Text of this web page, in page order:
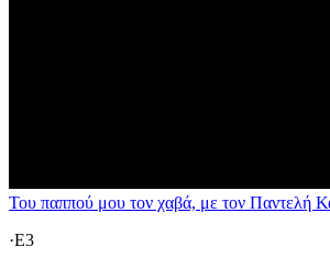
Του παππού μου τον χαβά, με τον Παντελή
·E3